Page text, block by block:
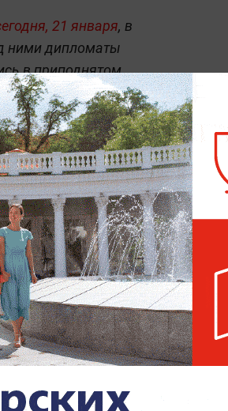
21 января, в
ними дипломаты
в приподнятом
что
на
гарантиям
безопасности
Вашингтона и 12
включает в
в случае